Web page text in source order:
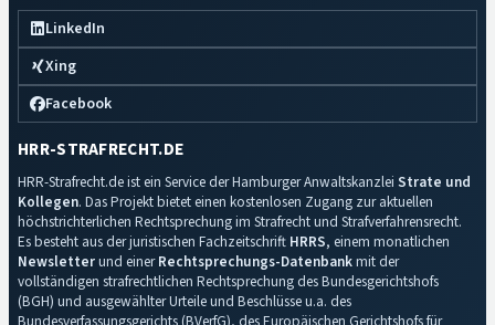
LinkedIn
Xing
Facebook
HRR-STRAFRECHT.DE
HRR-Strafrecht.de ist ein Service der Hamburger Anwaltskanzlei Strate und
Kollegen. Das Projekt bietet einen kostenlosen Zugang zur aktuellen
höchstrichterlichen Rechtsprechung im Strafrecht und Strafverfahrensrecht.
Es besteht aus der juristischen Fachzeitschrift HRRS, einem monatlichen
Newsletterund einerRechtsprechungs-Datenbankmit der
vollständigen strafrechtlichen Rechtsprechung des Bundesgerichtshofs
(BGH) und ausgewählter Urteile und Beschlüsse u.a. des